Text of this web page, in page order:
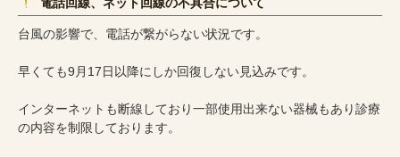
台風の影響で、電話が繋がらない状況です。
早くても9月17日以降にしか回復しない見込みです。
インターネットも断線しており一部使用出来ない器械もあり診療
の内容を制限しております。